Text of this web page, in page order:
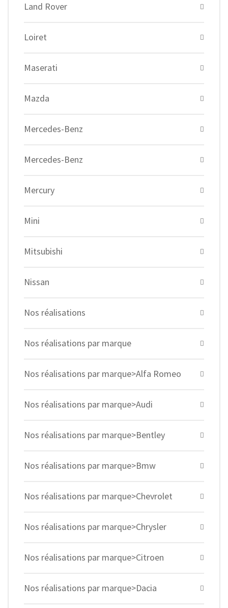
Land Rover
Loiret
Maserati
Mazda
Mercedes-Benz
Mercedes-Benz
Mercury
Mini
Mitsubishi
Nissan
Nos réalisations
Nos réalisations par marque
Nos réalisations par marque>Alfa Romeo
Nos réalisations par marque>Audi
Nos réalisations par marque>Bentley
Nos réalisations par marque>Bmw
Nos réalisations par marque>Chevrolet
Nos réalisations par marque>Chrysler
Nos réalisations par marque>Citroen
Nos réalisations par marque>Dacia